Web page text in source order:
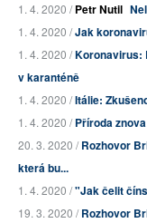
1. 4. 2020 /Petr Nutil
1. 4. 2020 /Jak
1. 4. 2020 /Koronavirus:
v karanténě
1. 4. 2020 /Itálie:
1. 4. 2020 /Příroda
20. 3. 2020 /Rozhovor
která bu...
1. 4. 2020 /"Jak čelit
19. 3. 2020 /Rozhovor